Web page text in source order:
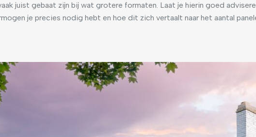
juist gebaat zijn bij wat grotere formaten. Laat je hierin goed
je precies nodig hebt en hoe dit zich vertaalt naar het aantal